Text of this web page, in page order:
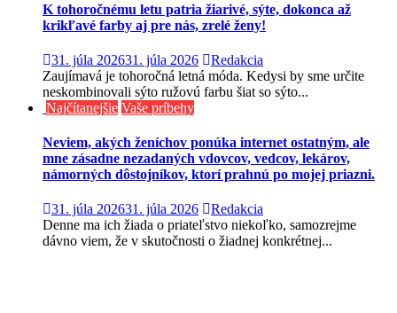
K tohoročnému letu patria žiarivé, sýte, dokonca až
krikľavé farby aj pre nás, zrelé ženy!
31. júla 202631. júla 2026
Redakcia
Zaujímavá je tohoročná letná móda. Kedysi by sme určite
neskombinovali sýto ružovú farbu šiat so sýto...
Najčítanejšie Vaše príbehy
Neviem, akých ženíchov ponúka internet ostatným, ale
mne zásadne nezadaných vdovcov, vedcov, lekárov,
námorných dôstojníkov, ktorí prahnú po mojej priazni.
31. júla 202631. júla 2026
Redakcia
Denne ma ich žiada o priateľstvo niekoľko, samozrejme
dávno viem, že v skutočnosti o žiadnej konkrétnej...